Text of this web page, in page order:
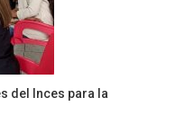
del Inces para la